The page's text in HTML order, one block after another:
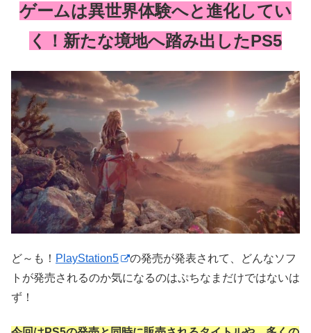
ゲームは異世界体験へと進化してい
く！新たな境地へ踏み出したPS5
ど～も！ PlayStation5
の発売が発表されて、どんなソフ
トが発売されるのか気になるのはぷちなまだけではないは
ず！